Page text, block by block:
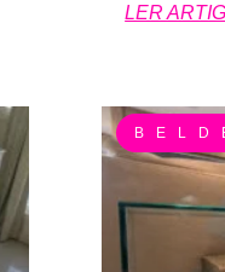
LER